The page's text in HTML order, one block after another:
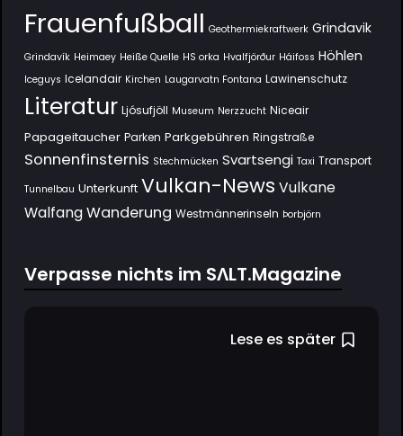
Frauenfußball Geothermiekraftwerk Grindavik
Grindavík Heimaey Heiße Quelle HS orka Hvalfjörður Háifoss Höhlen
Iceguys Icelandair Kirchen Laugarvatn Fontana Lawinenschutz
Literatur Ljósufjöll Museum Nerzzucht Niceair
Papageitaucher Parken Parkgebühren Ringstraße
Sonnenfinsternis Stechmücken Svartsengi Taxi Transport
Tunnelbau Unterkunft Vulkan-News Vulkane
Walfang Wanderung Westmännerinseln Þorbjörn
Verpasse nichts im SΛLT.Magazine
Lese es später